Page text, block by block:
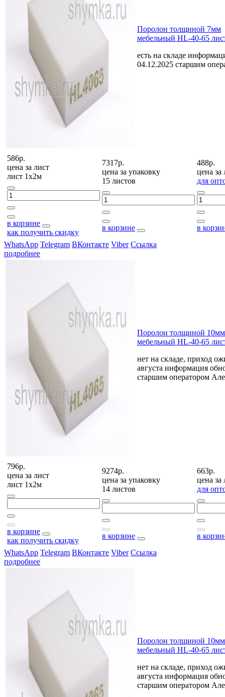
Поролон толщиной 7мм
мебельный HL-40-65
есть на складе
04.12.2025 старшим
586р.
цена за лист
лист 1х2м
в корзине
как получить скидку
7317р.
цена за упаковку
15 листов
в корзине
488р.
цена за
для
в
WhatsApp Telegram ВКонтакте Viber Ссылка
подробнее
Поролон толщиной 10мм
мебельный HL-40-65
нет на складе, приход
августа информация
старшим оператором
796р.
цена за лист
лист 1х2м
в корзине
как получить скидку
9274р.
цена за упаковку
14 листов
в корзине
663р.
цена за
для
в
WhatsApp Telegram ВКонтакте Viber Ссылка
подробнее
Поролон толщиной 10мм
мебельный HL-40-65
нет на складе, приход
августа информация
старшим оператором